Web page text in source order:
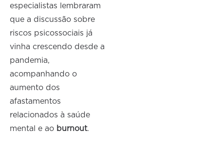
especialistas lembraram
que a discussão sobre
riscos psicossociais já
vinha crescendo desde a
pandemia,
acompanhando o
aumento dos
afastamentos
relacionados à saúde
mental e ao burnout.